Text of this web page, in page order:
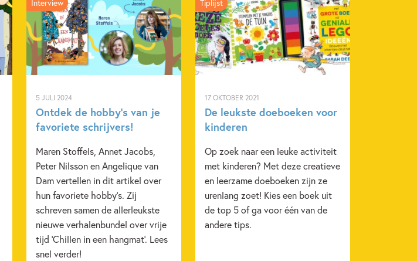
Verschijningsdatum:
18-10-2022
Kenmerken van e-book
(Auto)biografie & dagboeken Doeboeken
Invulboek & vriendenboek
5 JULI 2024
Ontdek de hobby’s van je
favoriete schrijvers!
Maren Stoffels, Annet Jacobs,
Peter Nilsson en Angelique van
Dam vertellen in dit artikel over
hun favoriete hobby's. Zij
schreven samen de allerleukste
nieuwe verhalenbundel over vrije
tijd 'Chillen in een hangmat'. Lees
snel verder!
Interview
17 OKTOBER 2021
De leukste doeboeken voor
kinderen
Op zoek naar een leuke activiteit
met kinderen? Met deze creatieve
en leerzame doeboeken zijn ze
urenlang zoet! Kies een boek uit
de top 5 of ga voor één van de
andere tips.
Tiplijst